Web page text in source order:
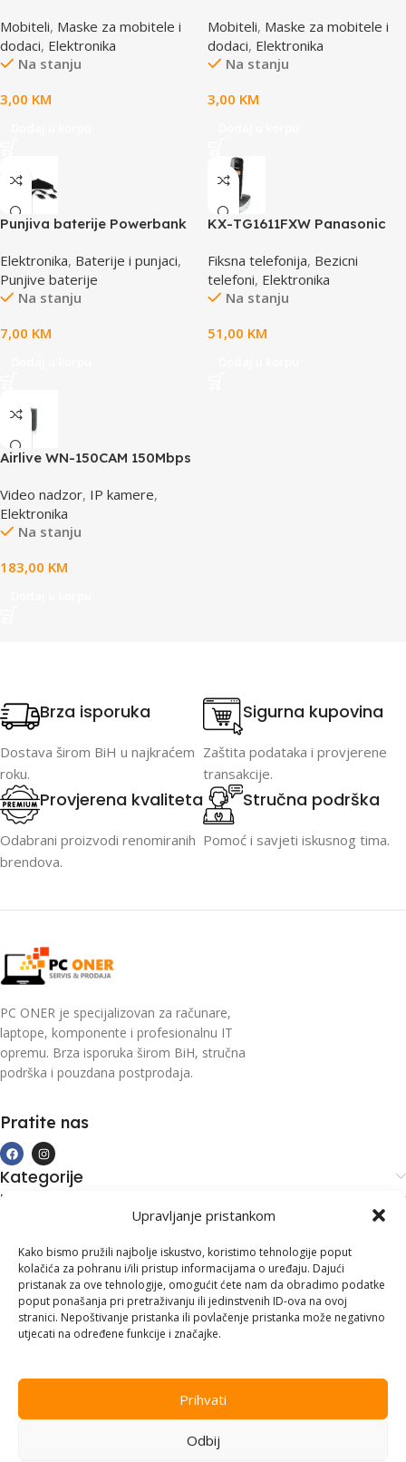
Upravljanje pristankom
Kako bismo pružili najbolje iskustvo, koristimo tehnologije poput
kolačića za pohranu i/ili pristup informacijama o uređaju. Dajući
pristanak za ove tehnologije, omogućit ćete nam da obradimo podatke
poput ponašanja pri pretraživanju ili jedinstvenih ID-ova na ovoj
stranici. Nepoštivanje pristanka ili povlačenje pristanka može negativno
utjecati na određene funkcije i značajke.
Prihvati
Odbij
65x100mm
Mobiteli, Maske za mobitele i
dodaci, Elektronika
Na stanju
3,00 KM
bijela 65x100mm
Mobiteli, Maske za mobitele i
dodaci, Elektronika
Na stanju
3,00 KM
Punjiva baterije Powerbank
168267 MANHATTAN
Elektronika, Baterije i punjaci,
Punjive baterije
Na stanju
7,00 KM
KX-TG1611FXW Panasonic
Fiksna telefonija, Bezicni
telefoni, Elektronika
Na stanju
51,00 KM
Airlive WN-150CAM 150Mbps
Video nadzor, IP kamere,
Elektronika
Na stanju
183,00 KM
Brza isporuka
Dostava širom BiH u najkraćem
roku.
Sigurna kupovina
Zaštita podataka i provjerene
transakcije.
Provjerena kvaliteta
Odabrani proizvodi renomiranih
brendova.
Stručna podrška
Pomoć i savjeti iskusnog tima.
PC ONER je specijalizovan za računare,
laptope, komponente i profesionalnu IT
opremu. Brza isporuka širom BiH, stručna
podrška i pouzdana postprodaja.
Pratite nas
Kategorije
Kupovina i podrška
Kontakt informacije
Branilaca Bosne, 75 300 Lukavac
+387 35 555 999
info@pconer.ba